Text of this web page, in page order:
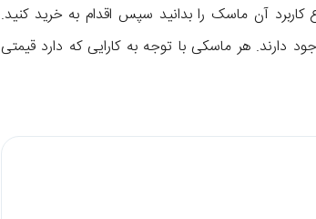
کاربرد آن ماسک را بدانید سپس اقدام به خرید کنید.
دارند. هر ماسکی با توجه به کارایی که دارد قیمتی